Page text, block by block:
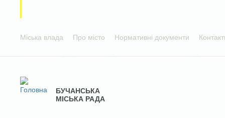
Міська влада Про місто Нормативні документи
БУЧАНСЬКА
МІСЬКА РАДА